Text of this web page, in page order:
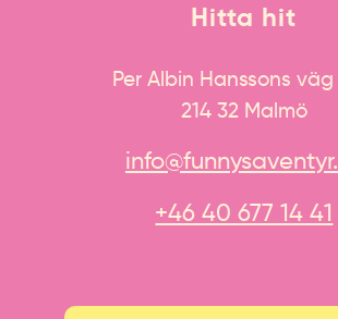
Hitta hit
Per Albin Hanssons väg
214 32 Malmö
+46 40 677 14 41